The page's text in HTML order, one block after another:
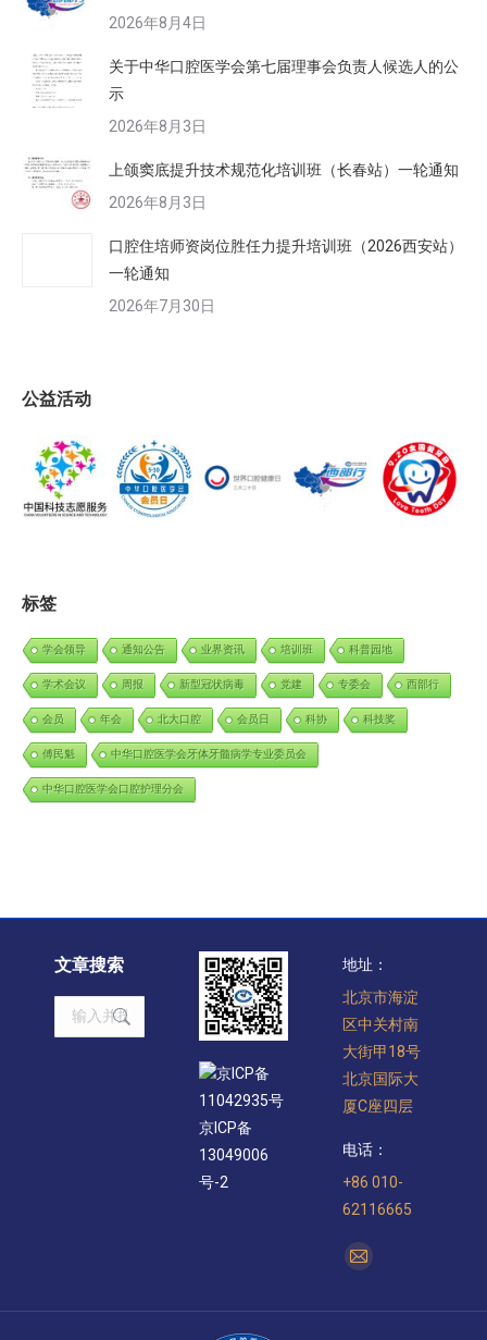
2026年8月4日
关于中华口腔医学会第七届理事会负责人候选人的公
示
2026年8月3日
上颌窦底提升技术规范化培训班（长春站）一轮通知
2026年8月3日
口腔住培师资岗位胜任力提升培训班（2026西安站）
一轮通知
2026年7月30日
公益活动
标签
学会领导 通知公告 业界资讯 培训班 科普园地
学术会议 周报 新型冠状病毒 党建 专委会 西部行
会员 年会 北大口腔 会员日 科协 科技奖
傅民魁 中华口腔医学会牙体牙髓病学专业委员会
中华口腔医学会口腔护理分会
文章搜索
Search:
京ICP备
11042935号
京ICP备
13049006
号-2
地址：
北京市海淀
区中关村南
大街甲18号
北京国际大
厦C座四层
电话：
+86 010-
62116665
找到我们：
Mail